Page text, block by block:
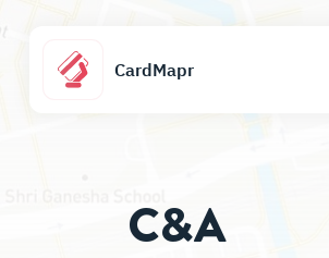
CardMapr
C&A